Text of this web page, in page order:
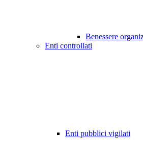
Benessere
Enti controllati
Enti pubblici vigilati